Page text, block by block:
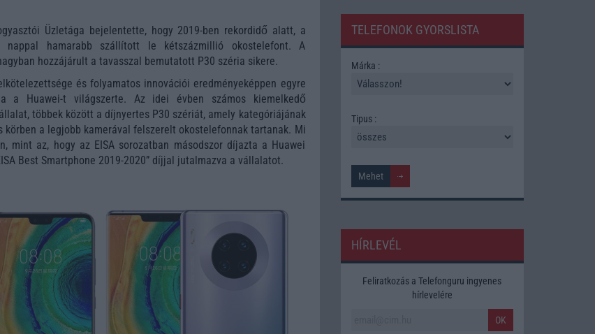
Üzletága bejelentette, hogy 2019-ben rekordidő alatt, a
hamarabb szállított le kétszázmillió okostelefont. A
hozzájárult a tavasszal bemutatott P30 széria sikere.
és folyamatos innovációi eredményeképpen egyre
a Huawei-t világszerte. Az idei évben számos kiemelkedő
többek között a díjnyertes P30 szériát, amely kategóriájának
körben a legjobb kamerával felszerelt okostelefonnak tartanak. Mi
mint az, hogy az EISA sorozatban másodszor díjazta a Huawei
Best Smartphone 2019-2020” díjjal jutalmazva a vállalatot.
TELEFONOK GYORSLISTA
Márka :
Tipus :
HÍRLEVÉL
Feliratkozás a Telefonguru ingyenes
hírlevelére
OK